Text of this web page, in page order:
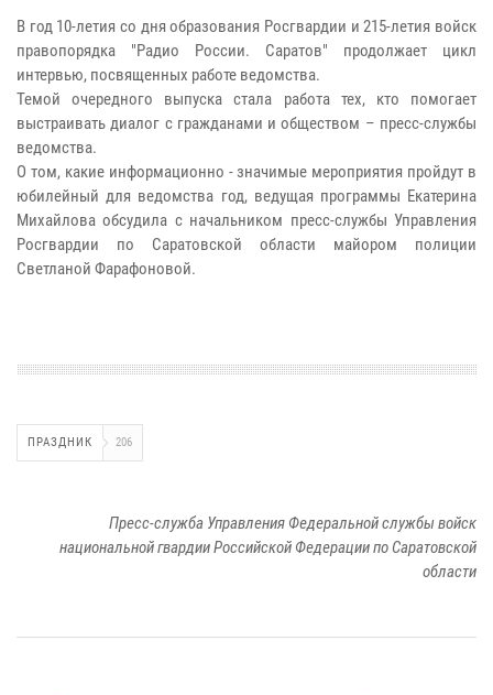
В год 10-летия со дня образования Росгвардии и 215-летия войск
правопорядка "Радио России. Саратов" продолжает цикл
интервью, посвященных работе ведомства.
Темой очередного выпуска стала работа тех, кто помогает
выстраивать диалог с гражданами и обществом – пресс-службы
ведомства.
О том, какие информационно - значимые мероприятия пройдут в
юбилейный для ведомства год, ведущая программы Екатерина
Михайлова обсудила с начальником пресс-службы Управления
Росгвардии по Саратовской области майором полиции
Светланой Фарафоновой.
ПРАЗДНИК 206
Пресс-служба Управления Федеральной службы войск
национальной гвардии Российской Федерации по Саратовской
области